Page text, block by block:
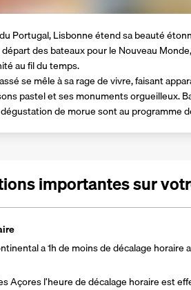
Portugal, Lisbonne étend sa beauté
des bateaux pour le Nouveau
au fil du temps.
se mêle à sa rage de vivre, faisant
pastel et ses monuments orgueilleux.
de morue sont au programme
importantes sur
a 1h de moins de décalage horaire
Açores l’heure de décalage horaire est